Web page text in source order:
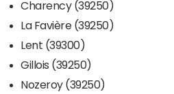
Charency (39250)
La Favière (39250)
Lent (39300)
Gillois (39250)
Nozeroy (39250)